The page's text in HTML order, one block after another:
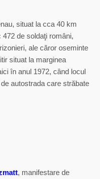
situat la cca 40 km
de soldaţi români,
ale căror oseminte
situat la marginea
în anul 1972, când locul
autostrada care străbate
, manifestare de